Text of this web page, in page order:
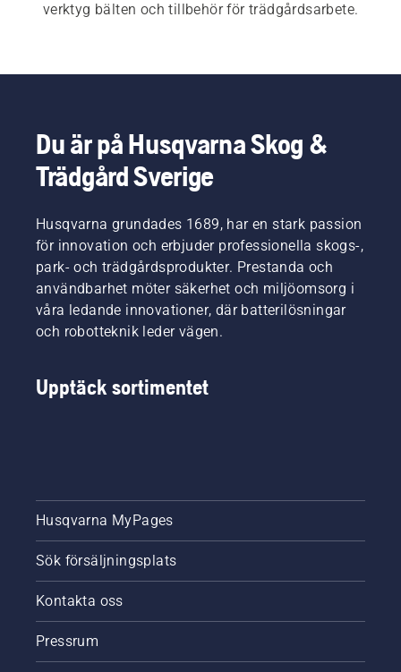
verktyg bälten och tillbehör för trädgårdsarbete.
Du är på Husqvarna Skog &
Trädgård Sverige
Husqvarna grundades 1689, har en stark passion
för innovation och erbjuder professionella skogs-,
park- och trädgårdsprodukter. Prestanda och
användbarhet möter säkerhet och miljöomsorg i
våra ledande innovationer, där batterilösningar
och robotteknik leder vägen.
Upptäck sortimentet
Husqvarna MyPages
Sök försäljningsplats
Kontakta oss
Pressrum